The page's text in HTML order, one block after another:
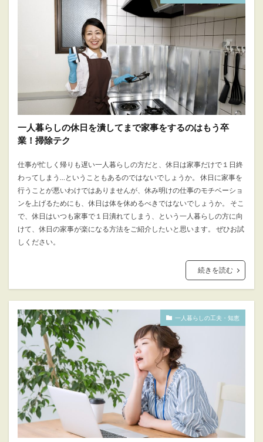
一人暮らしの休日を潰してまで家事をするのはもう卒
業！掃除テク
仕事が忙しく帰りも遅い一人暮らしの方だと、休日は家事だけで１日終
わってしまう…ということもあるのではないでしょうか。 休日に家事を
行うことが悪いわけではありませんが、休み明けの仕事のモチベーショ
ンを上げるためにも、休日は体を休めるべきではないでしょうか。 そこ
で、休日はいつも家事で１日潰れてしまう、という一人暮らしの方に向
けて、休日の家事が楽になる方法をご紹介したいと思います。 ぜひお試
しください。
続きを読む
一人暮らしの工夫・知恵